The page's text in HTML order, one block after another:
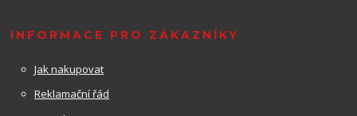
INFORMACE PRO ZÁKAZNÍKY
Jak nakupovat
Reklamační řád